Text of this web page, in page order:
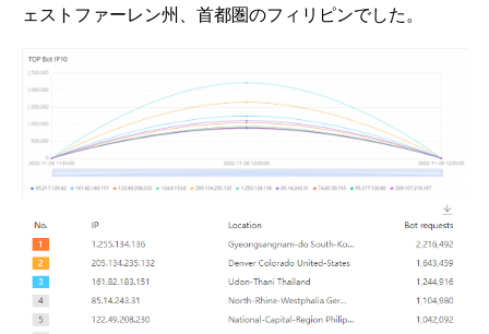
ェストファーレン州、首都圏のフィリピンでした。